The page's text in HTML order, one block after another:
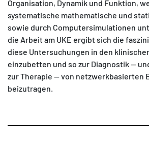
Organisation, Dynamik und Funktion,
systematische mathematische und
sowie durch Computersimulationen
die Arbeit am UKE ergibt sich die
diese Untersuchungen in den
einzubetten und so zur Diagnostik —
zur Therapie — von netzwerkbasierten
beizutragen.